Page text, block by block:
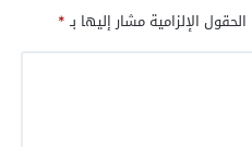
الحقول الإلزامية مشار إليها بـ*